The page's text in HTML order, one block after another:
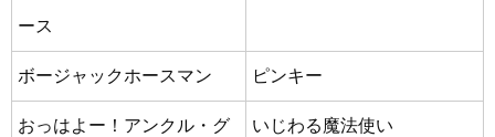
ース
ボージャックホースマン ピンキー
おっはよー！アンクル・グ
いじわる魔法使い